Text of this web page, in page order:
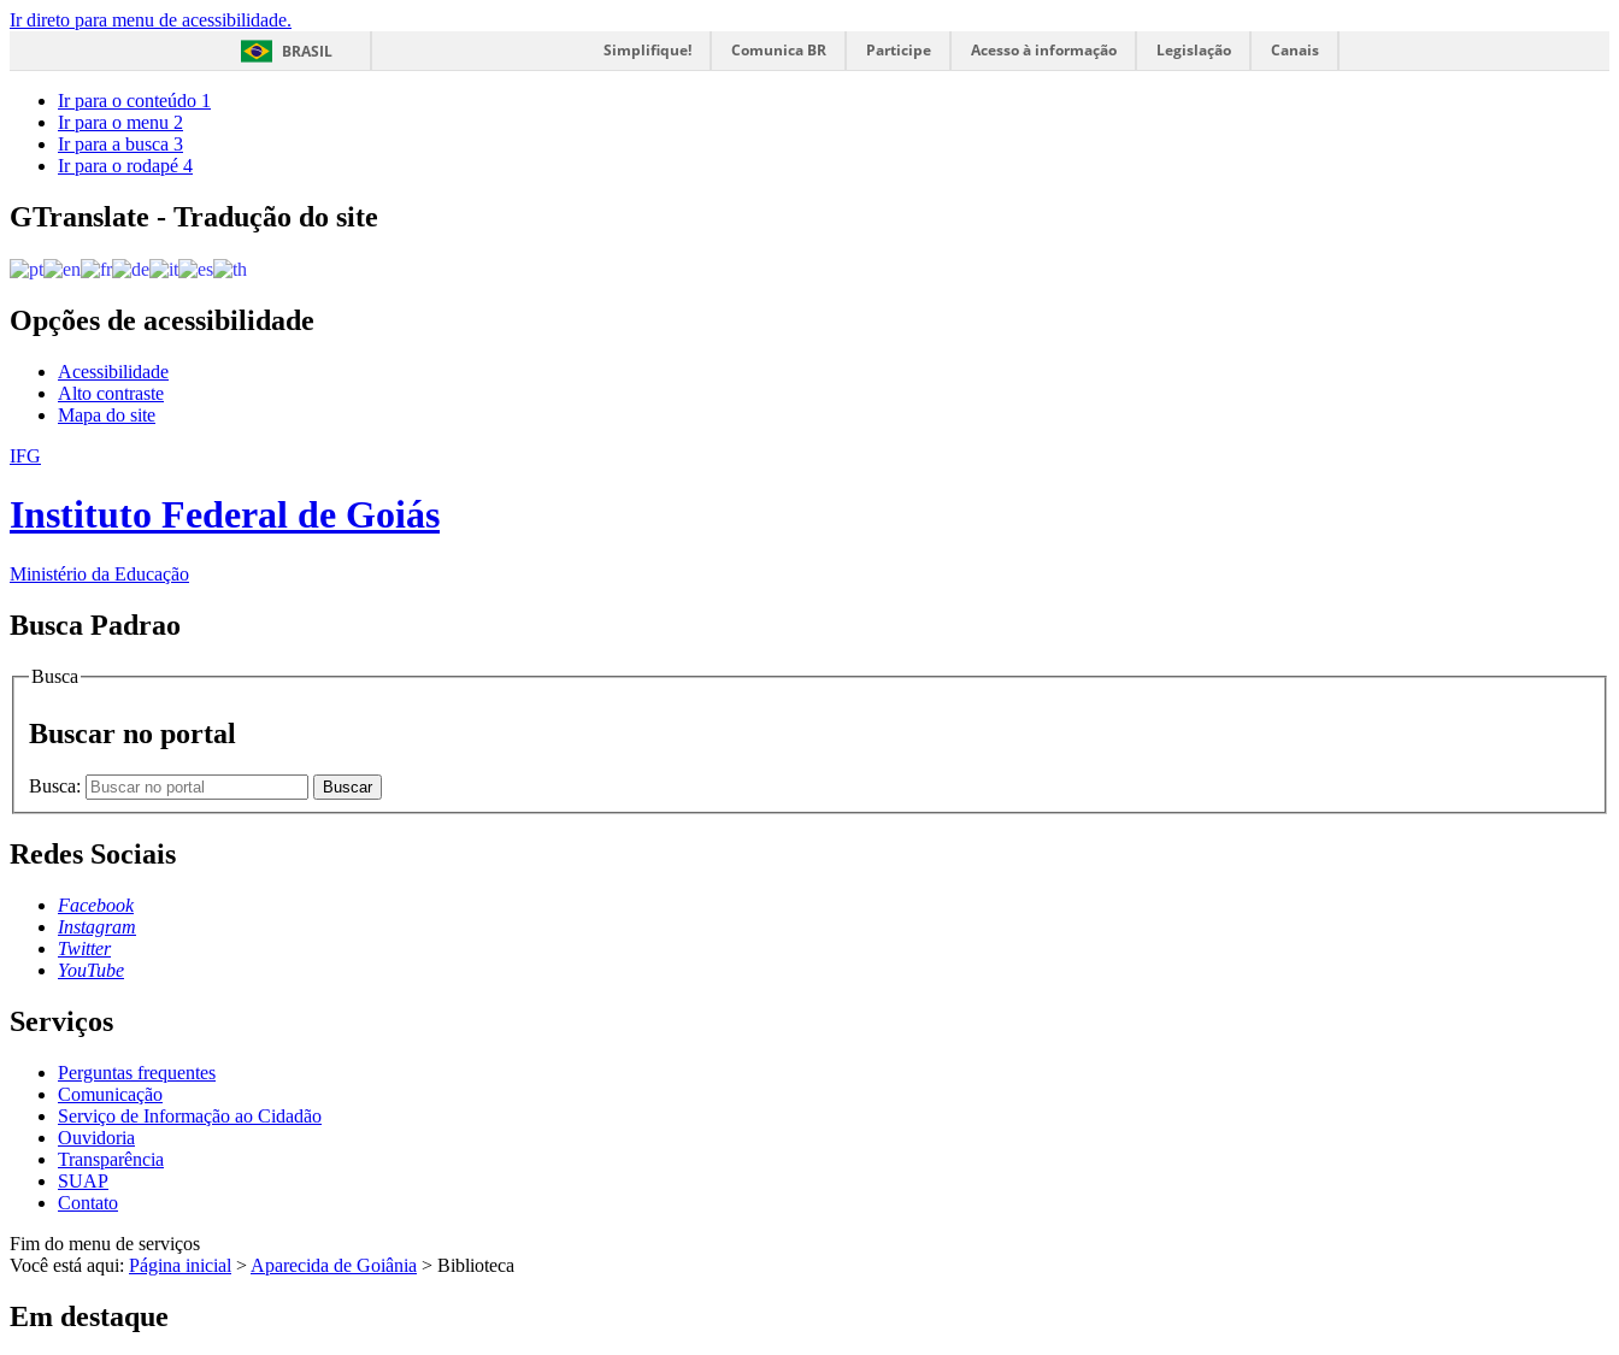
Ir direto para menu de acessibilidade.
BRASIL
Simplifique! Comunica BR Participe Acesso à informação Legislação Canais
Ir para o conteúdo 1
Ir para o menu 2
Ir para a busca 3
Ir para o rodapé 4
GTranslate - Tradução do site
Opções de acessibilidade
Acessibilidade
Alto contraste
Mapa do site
IFG
Instituto Federal de Goiás
Ministério da Educação
Busca Padrao
Busca
Buscar no portal
Busca: Buscar
Redes Sociais
Facebook
Instagram
Twitter
YouTube
Serviços
Perguntas frequentes
Comunicação
Serviço de Informação ao Cidadão
Ouvidoria
Transparência
SUAP
Contato
Fim do menu de serviços
Você está aqui: Página inicial > Aparecida de Goiânia > Biblioteca
Em destaque